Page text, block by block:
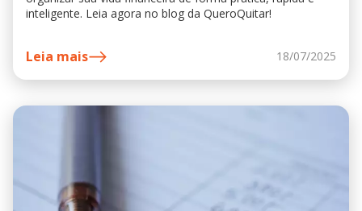
inteligente. Leia agora no blog da QueroQuitar!
Leia mais 18/07/2025